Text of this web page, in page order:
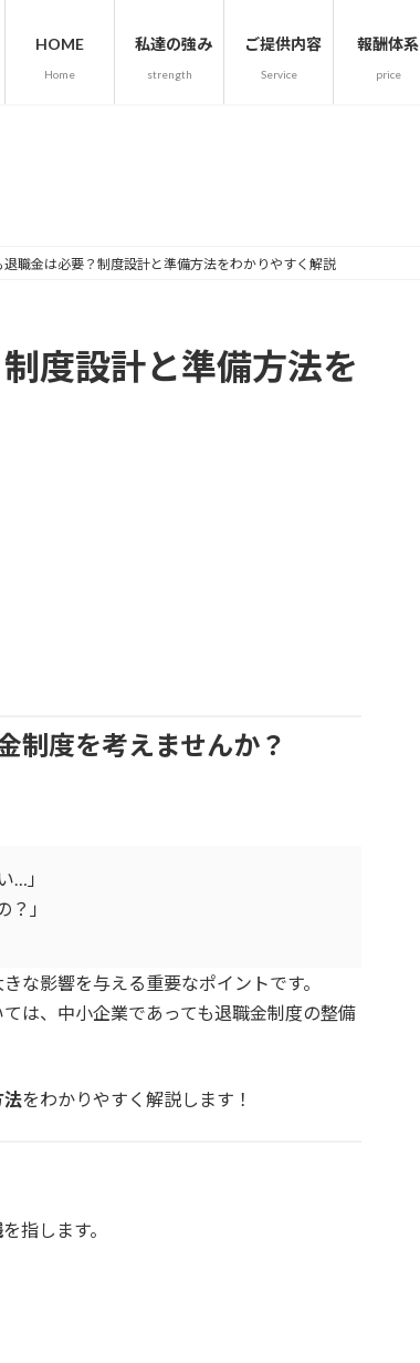
HOME
Home
私達の強み
strength
ご提供内容
Service
報酬体系
price
退職金は必要？制度設計と準備方法をわかりやすく解説
度設計と準備方法を
制度を考えませんか？
…」
」
きな影響を与える重要なポイントです。
ては、中小企業であっても退職金制度の整備
法をわかりやすく解説します！
を指します。